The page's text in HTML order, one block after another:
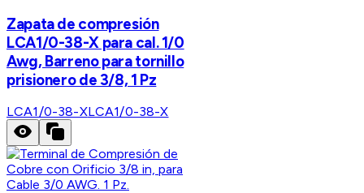
Zapata de compresión
LCA1/0-38-X para cal. 1/0
Awg, Barreno para tornillo
prisionero de 3/8, 1 Pz
LCA1/0-38-XLCA1/0-38-X